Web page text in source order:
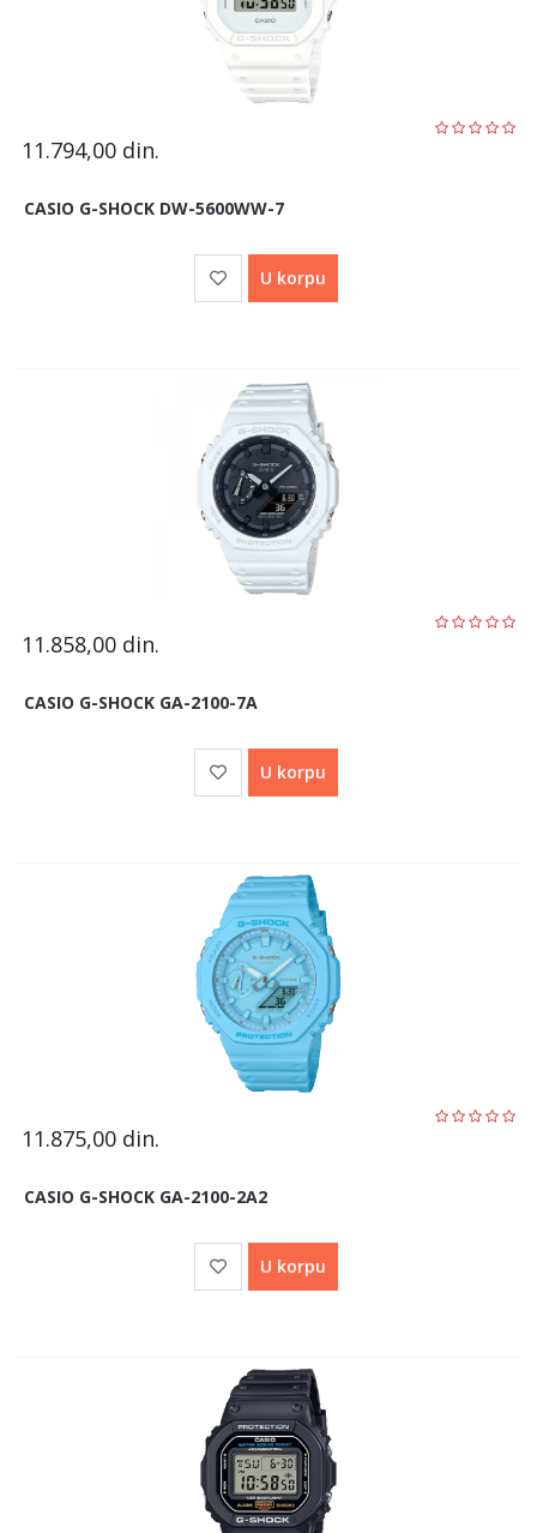
11.794,00 din.
CASIO G-SHOCK DW-5600WW-7
U korpu
11.858,00 din.
CASIO G-SHOCK GA-2100-7A
U korpu
11.875,00 din.
CASIO G-SHOCK GA-2100-2A2
U korpu